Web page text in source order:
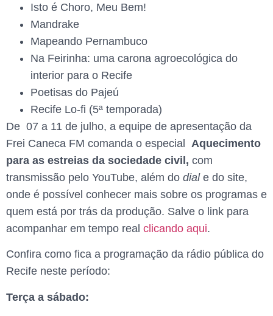
Isto é Choro, Meu Bem!
Mandrake
Mapeando Pernambuco
Na Feirinha: uma carona agroecológica do
interior para o Recife
Poetisas do Pajeú
Recife Lo-fi (5ª temporada)
De 07 a 11 de julho, a equipe de apresentação da
Frei Caneca FM comanda o especial Aquecimento
para as estreias da sociedade civil, com
transmissão pelo YouTube, além do diale do site,
onde é possível conhecer mais sobre os programas e
quem está por trás da produção. Salve o link para
acompanhar em tempo real clicando aqui.
Confira como fica a programação da rádio pública do
Recife neste período:
Terça a sábado: